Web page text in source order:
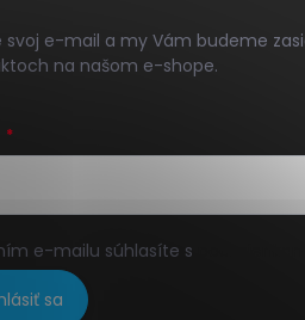
svoj e-mail a my Vám budeme
na našom e-shope.
e-mailu súhlasíte s
sa